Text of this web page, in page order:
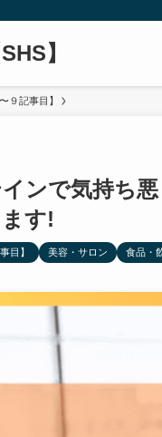
】
９記事目】
ンで気持ち
す!
目】 美容・サロン 食品・